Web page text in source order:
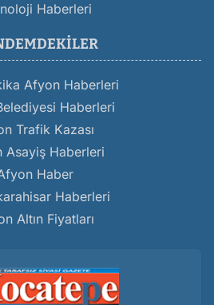
Haberleri
Afyon Haberleri
Haberleri
Trafik Kazası
Asayiş Haberleri
Haber
Haberleri
Altın Fiyatları